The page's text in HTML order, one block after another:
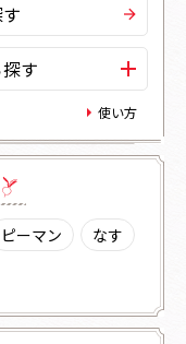
す
使い方
ピーマン
なす